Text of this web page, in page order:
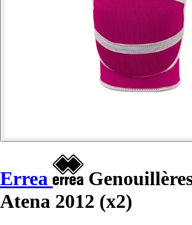
Errea
Atena 2012 (x2)